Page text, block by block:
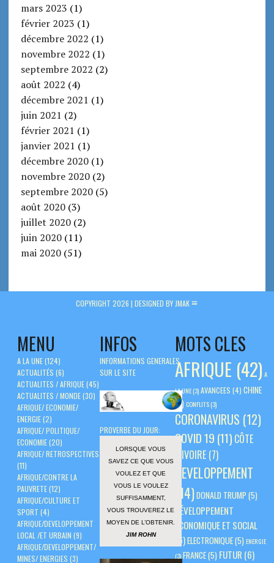
mars 2023 (1)
février 2023 (1)
décembre 2022 (1)
novembre 2022 (1)
septembre 2022 (2)
août 2022 (4)
décembre 2021 (1)
juin 2021 (2)
février 2021 (1)
janvier 2021 (1)
décembre 2020(1)
novembre 2020(2)
septembre 2020(5)
août 2020(3)
juillet 2020(2)
juin 2020(11)
mai 2020(51)
COPYRIGHT 2026 | DESIGNED BY JMAK
MENU
A LA UNE(124)
ACTUALITÉS (6)
ACTUALITES / AFRIQUE(45)
ACTUALITES / MONDE(30)
AFRIQUE/ ECONOMIE/
ENERGIE(2)
AFRIQUE/ POLITIQUE/
ECONOMIE(20)
AFRIQUE/ RETROSPECTIVES
(11)
AFRIQUE/CONTRE LA
PAUVRETE(12)
AFRIQUE/CULTURE ET
SPORT (4)
AFRIQUE/DEVELOPPEMENT
LOCAL /ET URBAIN (9)
AFRIQUE/DEVELOPPEMENT/
MINES/ ENERGIES (3)
MOTS CLES
AFRIQUE (42) A
LA UNE(3)AVANCEES (4) CHINE
(5)CONFLITS(3)
CORONAVIRUS (12)
COVID 19 (11) CÔTE
D'IVOIRE (7)
DEVELOPPEMENT
(14)DONALD TRUMP(5)
DÉVELOPPEMENT
ÉCONOMIQUE ET SOCIAL
(6)ELECTRONIQUE(5)ENERGIE
(3)FRANCE(5)FUTUR (6)
INFOS
INFORMATIONS GENERALES
SUR LE SITE
PROVERBE DU JOUR:
LORSQUE VOUS
SAVEZ CE QUE VOUS
VOULEZ ET QUE
VOUS LE VOULEZ
SUFFISAMMENT,
VOUS TROUVEREZ LE
MOYEN DE L’OBTENIR.
JIM ROHN